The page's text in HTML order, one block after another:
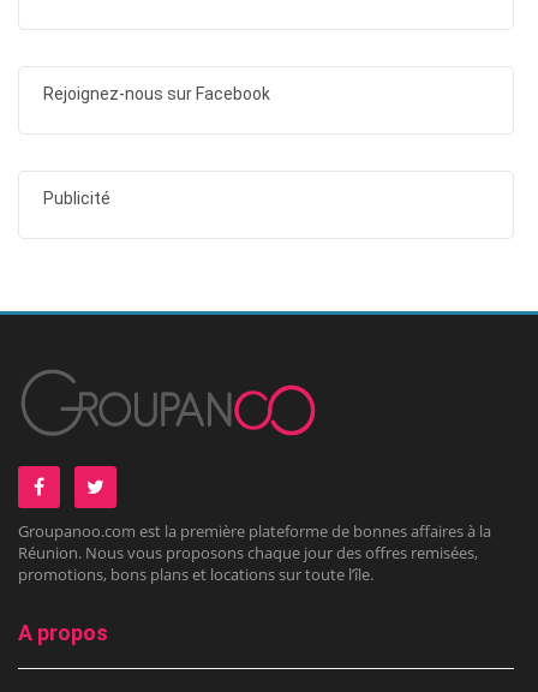
Rejoignez-nous sur Facebook
Publicité
Groupanoo.com est la première plateforme de bonnes affaires à la
Réunion. Nous vous proposons chaque jour des offres remisées,
promotions, bons plans et locations sur toute l’île.
A propos